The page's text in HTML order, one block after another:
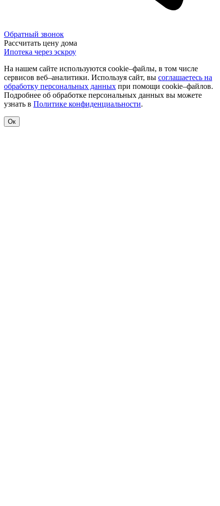
Обратный звонок
Рассчитать цену дома
Ипотека через эскроу
На нашем сайте используются cookie–файлы, в том числе
сервисов веб–аналитики. Используя сайт, вы соглашаетесь на
обработку персональных данных при помощи cookie–файлов.
Подробнее об обработке персональных данных вы можете
узнать в Политике конфиденциальности.
Ок